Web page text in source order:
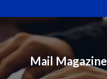
Mail Magazine